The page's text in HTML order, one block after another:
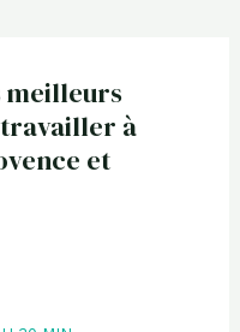
meilleurs
travailler à
et